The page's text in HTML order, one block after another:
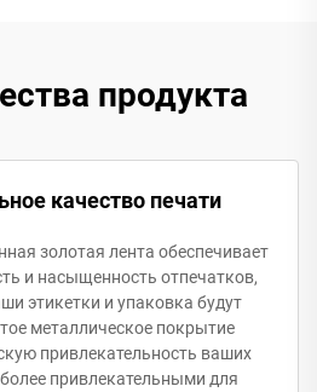
продукта
качество печати
золотая лента обеспечивает
и насыщенность отпечатков,
этикетки и упаковка будут
металлическое покрытие
привлекательность ваших
привлекательными для